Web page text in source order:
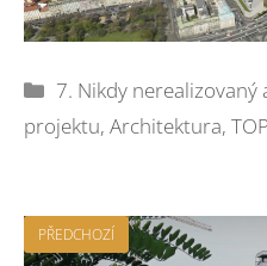
Rubriky
7. Nikdy
projektu, Architektura,
PŘEDCHOZÍ